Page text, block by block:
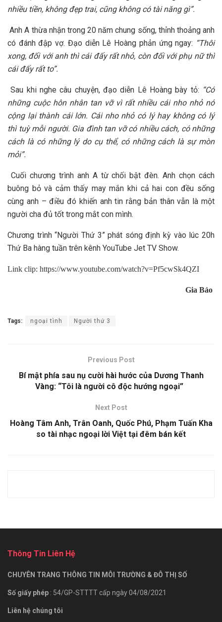
nhiều tiền, không đẹp trai, cũng không có tài năng gì”.
Anh A thừa nhận trong 20 năm chung sống, thỉnh thoảng anh
có đánh đập vợ. Đạo diễn Lê Hoàng phản ứng ngay: “Thôi
xong, đối vớianh thì cái đấy rất nhỏ, còn đối với phụ nữ thì
cái đấy rất to”.
Sau khi nghe câu chuyện, đạo diễn Lê Hoàng bày tỏ: “Có
những cuộc hôn nhân tan vỡ vì rất nhiều cái nho nhỏ nó
cộng lại thành cái lớn. Cái nho nhỏ có lý hay không có lý
thì tuỳ mỗi người. Gia đình tan vỡ có nhiều cách, có những
cách là có những lý do cụ thể, có những cách là sự mòn
mỏi”.
Cuối chương trình anh A từ chối bật đèn. Anh chọn cách
buông bỏ và cảm thấy may mắn khi cả hai con đều sống
cùng anh – điều đó khiến anh tin rằng bản thân vẫn là một
người cha đủ tốt trong mắt con mình.
Chương trình “Người Thứ 3” phát sóng định kỳ vào lúc 20h
Thứ Ba hàng tuần trên kênh YouTube Jet TV Show.
Link clip: https://www.youtube.com/watch?v=Pf5cwSk4QZI
Gia Bảo
Tags: ngoại tình Người thứ 3
Previous Post
Bí mật phía sau nụ cười hài hước của Dương Thanh
Vàng: “Tôi là người cô độc hướng ngoại”
Next Post
Hoàng Tâm Anh, Trân Oanh, Quốc Phú, Phạm Tuấn Kha
so tài nhạc ngoại lời Việt tại đêm bán kết
Thông Tin Liên Hệ
CHUYÊN TRANG THÔNG TIN MÔI TRƯỜNG & ĐÔ THỊ SỐ
Số giấy phép : 54/GP-STTTT cấp ngày 04/08/2021
Liên hệ chúng tôi